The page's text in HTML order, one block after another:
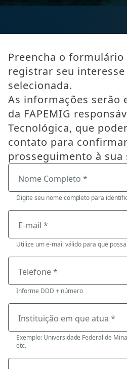
Preencha o formulário
registrar seu
selecionada.
As informações serão
da FAPEMIG
Tecnológica, que
contato para
prosseguimento à sua
Nome Completo *
Digite seu nome completo para
E-mail *
Utilize um e-mail válido para que
Telefone *
Informe DDD + número
Instituição em que atua *
Exemplo: Universidade Federal de
etc.